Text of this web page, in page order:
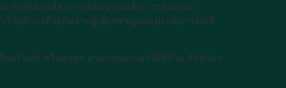
บจำนำพลัส เราพร้อมช่วยเหลือ! เรารับจำนำ
ให้บริการด้วยทีมงานผู้เชี่ยวชาญและประสบการณ์ที่
ครินทร์ หรือสาทร สามารถแวะมาได้ที่ร้าน รับจำนำ